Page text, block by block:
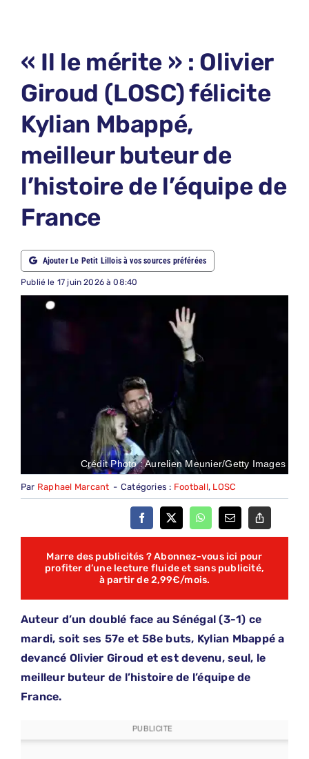
ABONNEMENTS
NOUS CONTACTER
NOUS SUIVRE
Rechercher:
« Il le mérite » : Olivier
Giroud (LOSC) félicite
Kylian Mbappé,
meilleur buteur de
l’histoire de l’équipe de
France
Ajouter Le Petit Lillois à vos sources préférées
Publié le 17 juin 2026 à 08:40
Crédit Photo : Aurelien Meunier/Getty Images
Par Raphael Marcant - Catégories : Football, LOSC
Marre des publicités ? Abonnez-vous ici pour
profiter d’une lecture fluide et sans publicité,
à partir de 2,99€/mois.
Auteur d’un doublé face au Sénégal (3-1) ce
mardi, soit ses 57e et 58e buts, Kylian Mbappé a
devancé Olivier Giroud et est devenu, seul, le
meilleur buteur de l’histoire de l’équipe de
France.
PUBLICITE